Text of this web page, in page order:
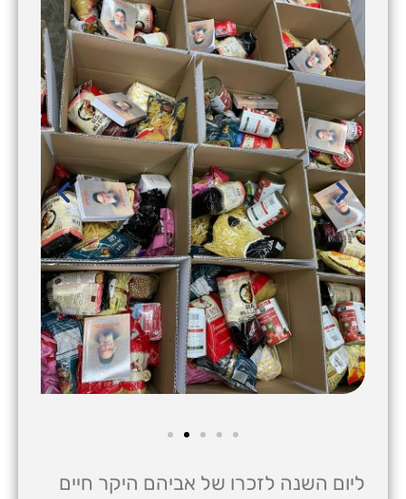
ליום השנה לזכרו של אביהם היקר חיים